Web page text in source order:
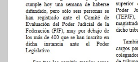
t
i
v
a